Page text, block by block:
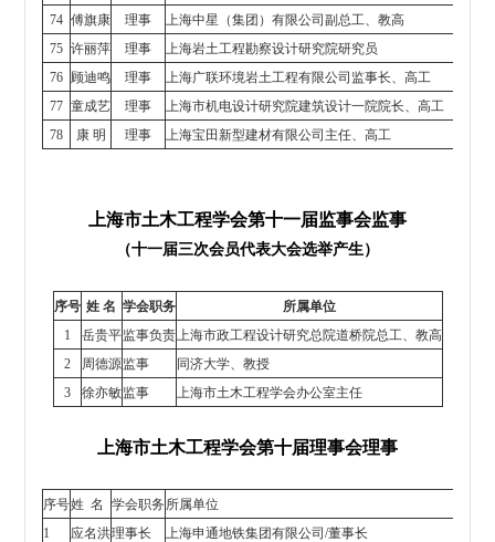
74 傅旗康 理事
上海中星（集团）有限公司副总工、教高
75 许丽萍 理事
上海岩土工程勘察设计研究院研究员
76 顾迪鸣 理事
上海广联环境岩土工程有限公司监事长、高工
77 童成艺 理事
上海市机电设计研究院建筑设计一院院长、高工
78
康 明 理事 上海宝田新型建材有限公司主任、高工
上海市土木工程学会第十一届监事会监事
（十一届三次会员代表大会选举产生）
序号 姓 名 学会职务
所属单位
1
岳贵平监事负责上海市政工程设计研究总院道桥院总工、教高
2
周德源监事
同济大学、教授
3
徐亦敏监事 上海市土木工程学会办公室主任
上海市土木工程学会第十届理事会理事
序号姓 名 学会职务 所属单位
1
应名洪理事长
上海申通地铁集团有限公司/董事长